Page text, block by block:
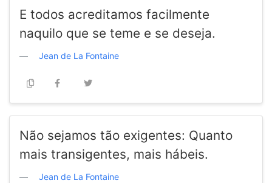
E todos acreditamos facilmente
naquilo que se teme e se deseja.
Jean de La Fontaine
Não sejamos tão exigentes: Quanto
mais transigentes, mais hábeis.
Jean de La Fontaine